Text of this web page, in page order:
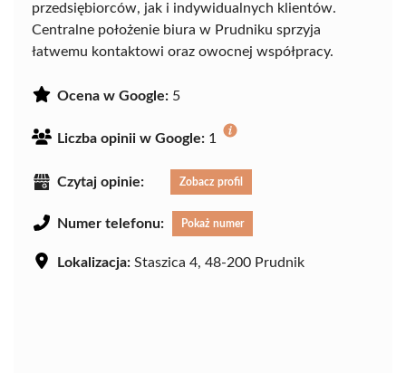
przedsiębiorców, jak i indywidualnych klientów.
Centralne położenie biura w Prudniku sprzyja
łatwemu kontaktowi oraz owocnej współpracy.
Ocena w Google: 5
Liczba opinii w Google: 1
Czytaj opinie: Zobacz profil
Numer telefonu: Pokaż numer
Lokalizacja: Staszica 4, 48-200 Prudnik